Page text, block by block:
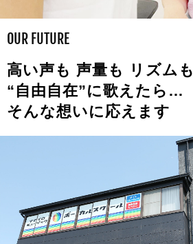
OUR FUTURE
高い声も 声量も リズムも
“自由自在”に歌えたら…
そんな想いに応えます